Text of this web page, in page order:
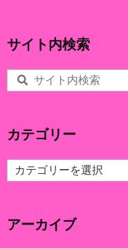
サイト内検索
カテゴリー
カ
テ
ー
アーカイブ